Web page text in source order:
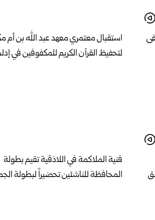
استقبال معتمري معهد عبد الله بن أم
لتحفيظ القرآن الكريم للمكفوفين في
فنية الملاكمة في اللاذقية تقيم بطولة
المحافظة للناشئين تحضيراً لبطولة